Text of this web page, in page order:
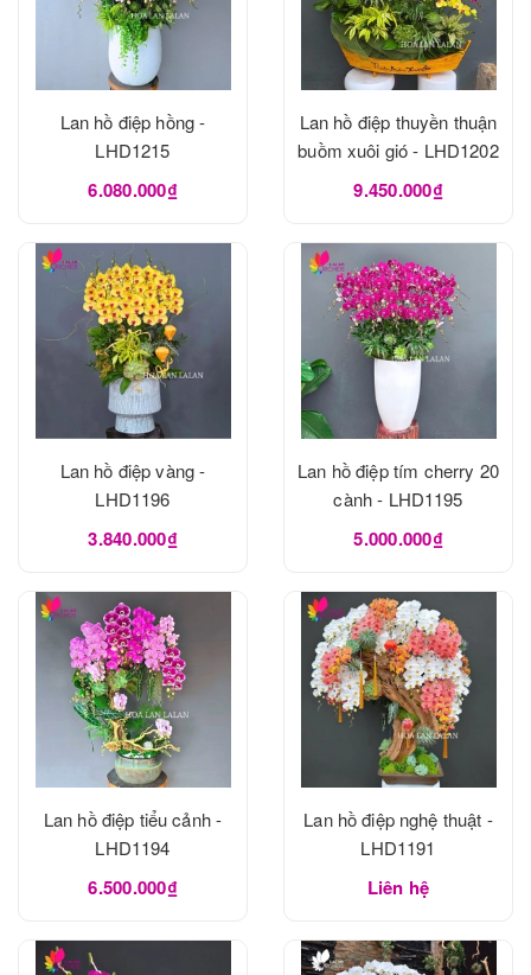
Lan hồ điệp hồng -
LHD1215
6.080.000₫
Lan hồ điệp thuyền thuận
buồm xuôi gió - LHD1202
9.450.000₫
Lan hồ điệp vàng -
LHD1196
3.840.000₫
Lan hồ điệp tím cherry 20
cành - LHD1195
5.000.000₫
Lan hồ điệp tiểu cảnh -
LHD1194
6.500.000₫
Lan hồ điệp nghệ thuật -
LHD1191
Liên hệ